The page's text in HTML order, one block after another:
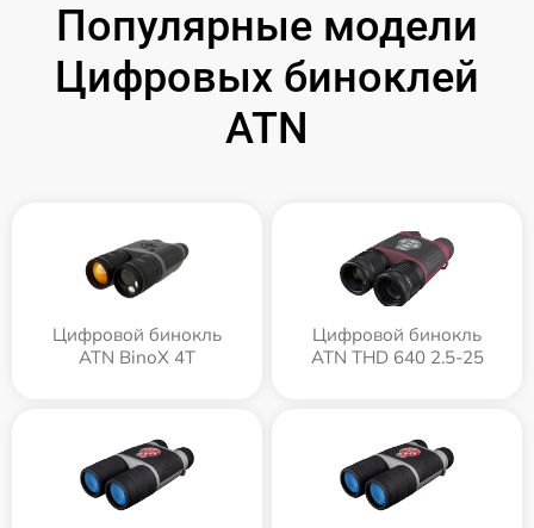
Популярные модели
Цифровых биноклей
ATN
Цифровой бинокль
ATN BinoX 4T
Цифровой бинокль
ATN THD 640 2.5-25